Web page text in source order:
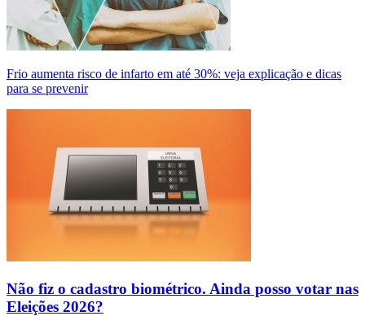
Frio aumenta risco de infarto em até 30%: veja explicação e dicas
para se prevenir
Não fiz o cadastro biométrico. Ainda posso votar nas
Eleições 2026?